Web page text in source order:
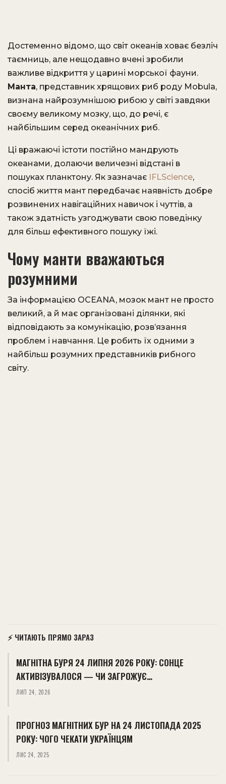
Достеменно відомо, що світ океанів ховає безліч
таємниць, але нещодавно вчені зробили
важливе відкриття у царині морської фауни.
Манта, представник хрящових риб роду Mobula,
визнана найрозумнішою рибою у світі завдяки
своєму великому мозку, що, до речі, є
найбільшим серед океанічних риб.
Ці вражаючі істоти постійно мандрують
океанами, долаючи величезні відстані в
пошуках планктону. Як зазначає IFLScience,
спосіб життя мант передбачає наявність добре
розвинених навігаційних навичок і чуттів, а
також здатність узгоджувати свою поведінку
для більш ефективного пошуку їжі.
Чому манти вважаються
розумними
За інформацією OCEANA, мозок мант не просто
великий, а й має організовані ділянки, які
відповідають за комунікацію, розв’язання
проблем і навчання. Це робить їх одними з
найбільш розумних представників рибного
світу.
⚡ ЧИТАЮТЬ ПРЯМО ЗАРАЗ
МАГНІТНА БУРЯ 24 ЛИПНЯ 2026 РОКУ: СОНЦЕ
АКТИВІЗУВАЛОСЯ — ЧИ ЗАГРОЖУЄ…
ЛИП 24, 2026
ПРОГНОЗ МАГНІТНИХ БУР НА 24 ЛИСТОПАДА 2025
РОКУ: ЧОГО ЧЕКАТИ УКРАЇНЦЯМ
ЛИС 24, 2025